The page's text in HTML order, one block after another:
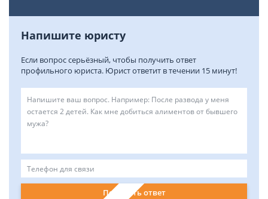
Напишите юристу
Если вопрос серьёзный, чтобы получить ответ
профильного юриста. Юрист ответит в течении 15 минут!
Получить ответ